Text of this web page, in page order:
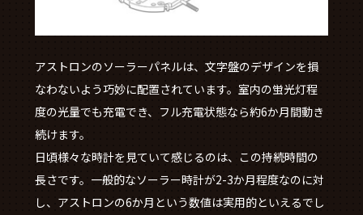
アストロンのソーラーパネルは、文字盤のデザインを損
なわないよう巧妙に配置されています。室内の蛍光灯程
度の光量でも充電でき、フル充電状態なら約6か月間動き
続けます。
日頃様々な時計を見ていて感じるのは、この持続時間の
長さです。一般的なソーラー時計が2-3か月程度なのに対
し、アストロンの6か月という数値は実用的といえるでし